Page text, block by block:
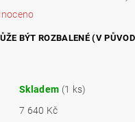
BÝT ROZBALENÉ (V
Skladem (1 ks)
7 640 Kč